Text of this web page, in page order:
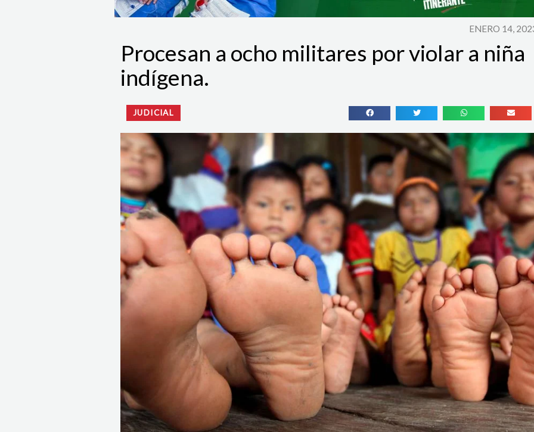
ENERO 14,
Procesan a ocho militares por violar a niña
indígena.
JUDICIAL